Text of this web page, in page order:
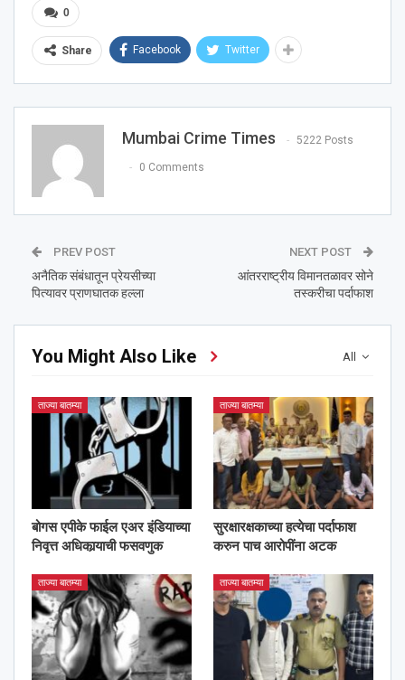
0
Share Facebook Twitter
Mumbai Crime Times 5222 Posts
0 Comments
PREV POST
अनैतिक संबंधातून प्रेयसीच्या
पित्यावर प्राणघातक हल्ला
NEXT POST
आंतरराष्ट्रीय विमानतळावर सोने
तस्करीचा पर्दाफाश
All
You Might Also Like
ताज्या बातम्या
बोगस एपीके फाईल एअर इंडियाच्या
निवृत्त अधिकार्‍याची फसवणुक
ताज्या बातम्या
सुरक्षारक्षकाच्या हत्येचा पर्दाफाश
करुन पाच आरोपींना अटक
ताज्या बातम्या ताज्या बातम्या